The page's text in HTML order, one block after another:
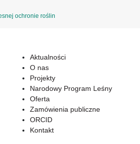
ochronie roślin
Aktualności
O nas
Projekty
Narodowy Program Leśny
Oferta
Zamówienia publiczne
ORCID
Kontakt